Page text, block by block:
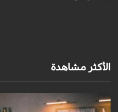
الأكثر مشاهدة